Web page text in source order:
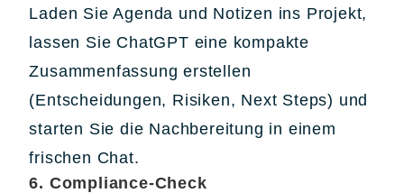
Laden Sie Agenda und Notizen ins Projekt,
lassen Sie ChatGPT eine kompakte
Zusammenfassung erstellen
(Entscheidungen, Risiken, Next Steps) und
starten Sie die Nachbereitung in einem
frischen Chat.
6. Compliance-Check